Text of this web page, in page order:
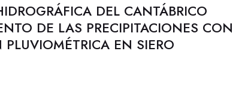
DEL CANTÁBRICO
DE LAS PRECIPITACIONES CON
EN SIERO